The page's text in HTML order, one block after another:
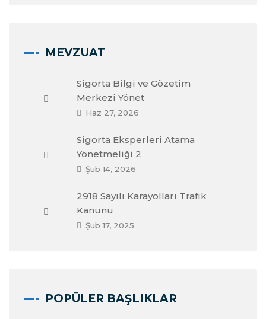
MEVZUAT
Sigorta Bilgi ve Gözetim
Merkezi Yönet
Haz 27, 2026
Sigorta Eksperleri Atama
Yönetmeliği 2
Şub 14, 2026
2918 Sayılı Karayolları Trafik
Kanunu
Şub 17, 2025
POPÜLER BAŞLIKLAR